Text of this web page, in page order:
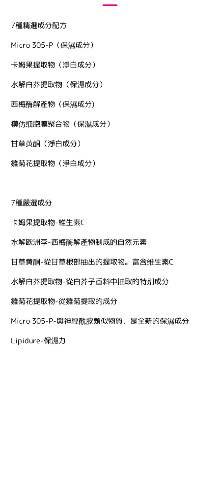
7種精選成分配方
Micro 305-P（保濕成分）
卡姆果提取物（淨白成分）
水解白芥提取物（保濕成分）
西梅酶解產物（保濕成分)
模仿细胞膜聚合物（保濕成分）
甘草黄酮（淨白成分）
雛菊花提取物（淨白成分）
7種嚴選成分
卡姆果提取物-維生素C
水解欧洲李-西梅酶解產物制成的自然元素
甘草黄酮-從甘草根部抽出的提取物。富含维生素C
水解白芥提取物-從白芥子香料中抽取的特别成分
雛菊花提取物-從雛菊提取的成分
Micro 305-P-與神經酰胺類似物質，是全新的保濕成分
Lipidure-保濕力